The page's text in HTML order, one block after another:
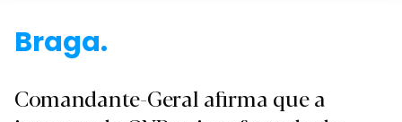
Braga.
Comandante-Geral afirma que a